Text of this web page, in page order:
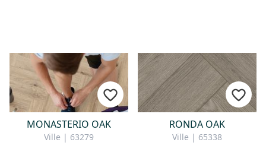
MONASTERIO OAK
Ville | 63279
RONDA OAK
Ville | 65338